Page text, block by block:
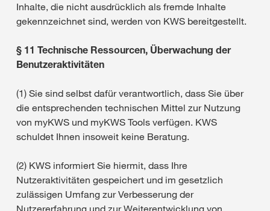
Inhalte, die nicht ausdrücklich als fremde Inhalte
gekennzeichnet sind, werden von KWS bereitgestellt.
§ 11 Technische Ressourcen, Überwachung der
Benutzeraktivitäten
(1) Sie sind selbst dafür verantwortlich, dass Sie über
die entsprechenden technischen Mittel zur Nutzung
von myKWS und myKWS Tools verfügen. KWS
schuldet Ihnen insoweit keine Beratung.
(2) KWS informiert Sie hiermit, dass Ihre
Nutzeraktivitäten gespeichert und im gesetzlich
zulässigen Umfang zur Verbesserung der
Nutzererfahrung und zur Weiterentwicklung von